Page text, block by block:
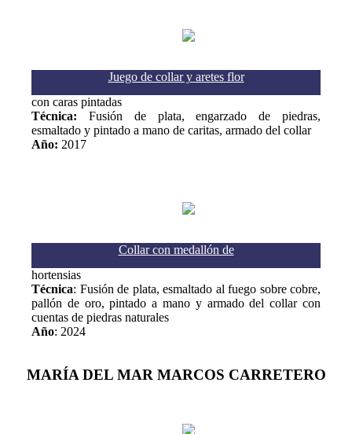
Juego de collar y aretes flor
con caras pintadas
Técnica: Fusión de plata, engarzado de piedras,
esmaltado y pintado a mano de caritas, armado del collar
Año: 2017
Collar con medallón de
hortensias
Técnica: Fusión de plata, esmaltado al fuego sobre cobre,
pallón de oro, pintado a mano y armado del collar con
cuentas de piedras naturales
Año: 2024
MARÍA DEL MAR MARCOS CARRETERO